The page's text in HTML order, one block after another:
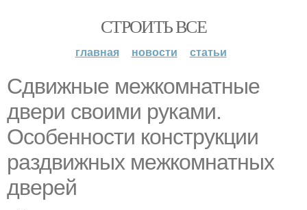
СТРОИТЬ ВСЕ
главная новости статьи
Сдвижные межкомнатные
двери своими руками.
Особенности конструкции
раздвижных межкомнатных
дверей